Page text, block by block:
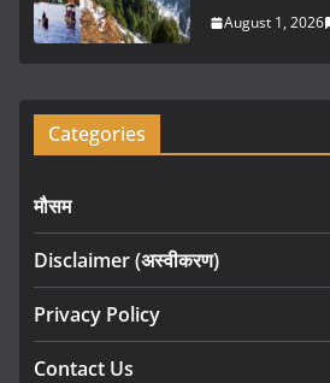
August 1, 2026
Categories
मौसम
Disclaimer (अस्वीकरण)
Privacy Policy
Contact Us